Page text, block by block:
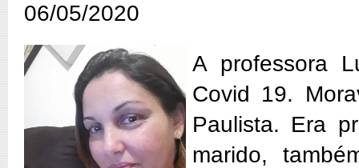
06/05/2020
A professora
Covid 19.
Paulista. Era
marido,